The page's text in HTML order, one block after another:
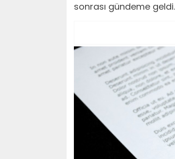
sonrası gündeme geldi.